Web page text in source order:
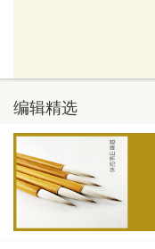
编辑精选